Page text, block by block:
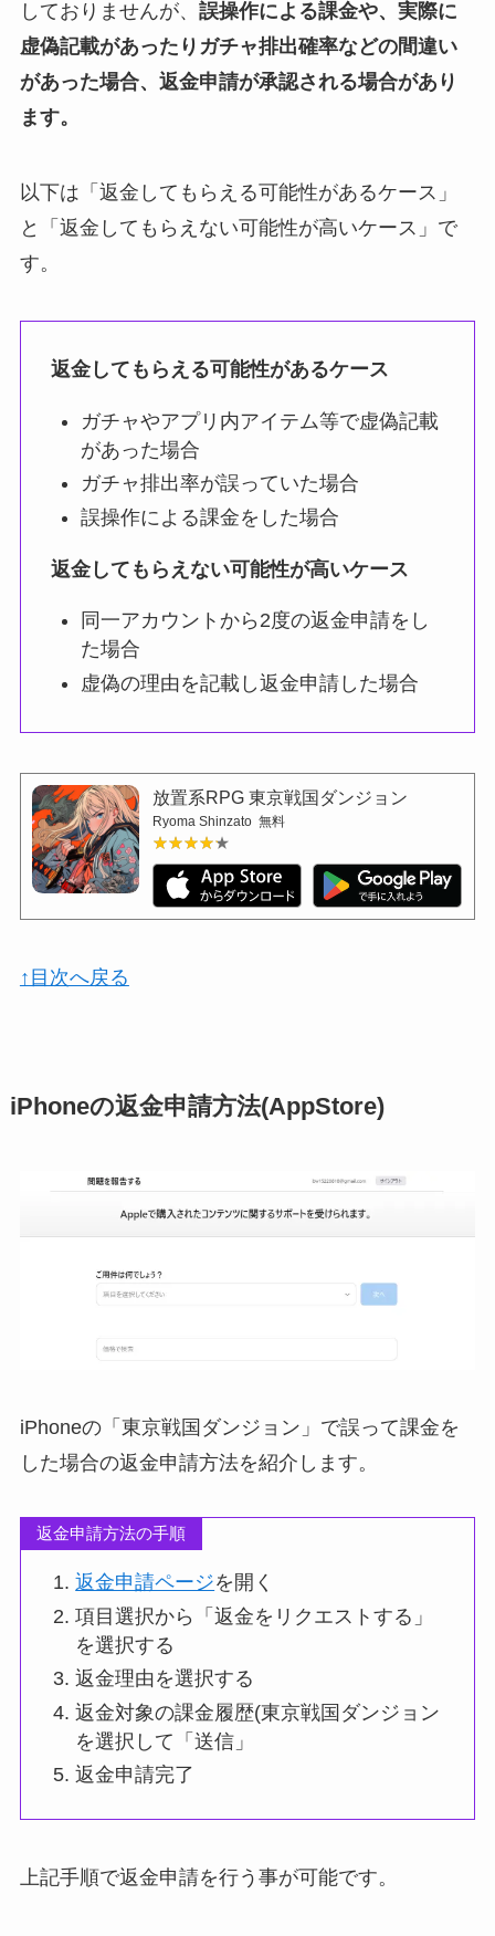
しておりませんが、 誤操作による課金や、実際に
虚偽記載があったりガチャ排出確率などの間違い
があった場合、返金申請が承認される場合があり
ます。
以下は「返金してもらえる可能性があるケース」
と「返金してもらえない可能性が高いケース」で
す。
返金してもらえる可能性があるケース
ガチャやアプリ内アイテム等で虚偽記載
があった場合
ガチャ排出率が誤っていた場合
誤操作による課金をした場合
返金してもらえない可能性が高いケース
同一アカウントから2度の返金申請をし
た場合
虚偽の理由を記載し返金申請した場合
放置系RPG 東京戦国ダンジョン
Ryoma Shinzato 無料
★★★★★
★★★★★
↑目次へ戻る
iPhoneの返金申請方法(AppStore)
iPhoneの「東京戦国ダンジョン」で誤って課金を
した場合の返金申請方法を紹介します。
返金申請方法の手順
返金申請ページを開く
項目選択から「返金をリクエストする」
を選択する
返金理由を選択する
返金対象の課金履歴(東京戦国ダンジョン
を選択して「送信」
返金申請完了
上記手順で返金申請を行う事が可能です。